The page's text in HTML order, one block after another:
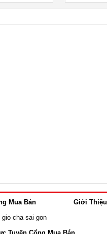
Mua Bán Giới Thiệu
gio cha sai gon